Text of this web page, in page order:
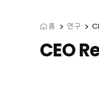
홈 연 구
CEO